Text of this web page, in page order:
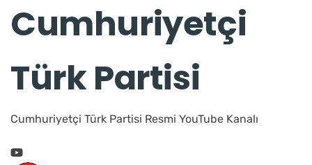
Cumhuriyetçi
Türk Partisi
Cumhuriyetçi Türk Partisi Resmi YouTube Kanalı